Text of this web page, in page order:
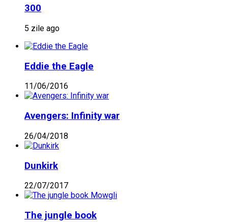
300
5 zile ago
Eddie the Eagle
11/06/2016
Avengers: Infinity war
26/04/2018
Dunkirk
22/07/2017
The jungle book